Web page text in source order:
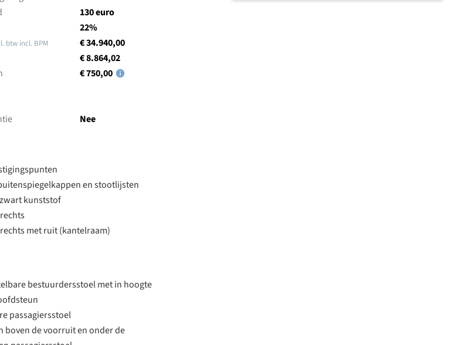
130 euro
22%
btw incl. BPM
€ 34.940,00
€ 8.864,02
€ 750,00
Nee
en stootlijsten
kunststof
met ruit (kantelraam)
bestuurdersstoel met in hoogte
passagiersstoel
boven de voorruit en onder de